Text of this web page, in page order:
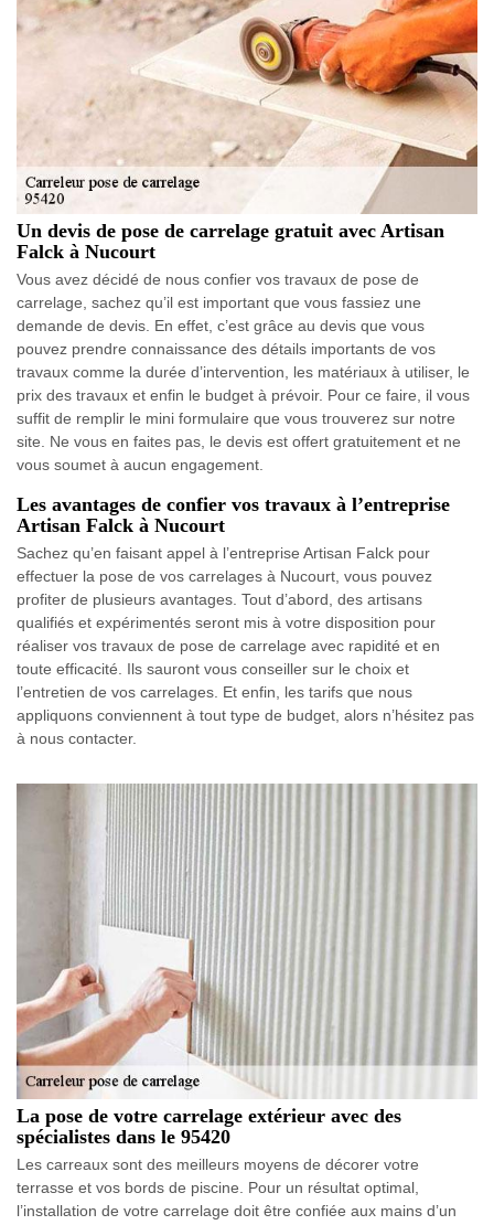
Un devis de pose de carrelage gratuit avec Artisan
Falck à Nucourt
Vous avez décidé de nous confier vos travaux de pose de
carrelage, sachez qu’il est important que vous fassiez une
demande de devis. En effet, c’est grâce au devis que vous
pouvez prendre connaissance des détails importants de vos
travaux comme la durée d’intervention, les matériaux à utiliser, le
prix des travaux et enfin le budget à prévoir. Pour ce faire, il vous
suffit de remplir le mini formulaire que vous trouverez sur notre
site. Ne vous en faites pas, le devis est offert gratuitement et ne
vous soumet à aucun engagement.
Les avantages de confier vos travaux à l’entreprise
Artisan Falck à Nucourt
Sachez qu’en faisant appel à l’entreprise Artisan Falck pour
effectuer la pose de vos carrelages à Nucourt, vous pouvez
profiter de plusieurs avantages. Tout d’abord, des artisans
qualifiés et expérimentés seront mis à votre disposition pour
réaliser vos travaux de pose de carrelage avec rapidité et en
toute efficacité. Ils sauront vous conseiller sur le choix et
l’entretien de vos carrelages. Et enfin, les tarifs que nous
appliquons conviennent à tout type de budget, alors n’hésitez pas
à nous contacter.
La pose de votre carrelage extérieur avec des
spécialistes dans le 95420
Les carreaux sont des meilleurs moyens de décorer votre
terrasse et vos bords de piscine. Pour un résultat optimal,
l’installation de votre carrelage doit être confiée aux mains d’un